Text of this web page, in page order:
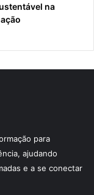
na
para
ajudando
e a se conectar